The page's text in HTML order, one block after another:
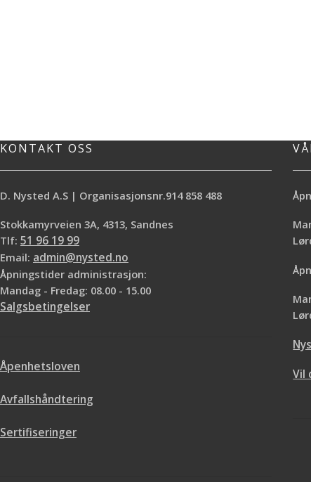
KONTAKT OSS
D. Nysted A.S | Organisasjonsnr.914 858 488
Stokkamyrveien 3A, 4313, Sandnes
Tlf: 51 96 19 99
Email: admin@nysted.no
Åpningstider administrasjon:
Mandag - Fredag: 08.00 - 15.00
Salgsbetingelser
Åpenhetsloven
Avfallshåndtering
Sertifiseringer
Vil